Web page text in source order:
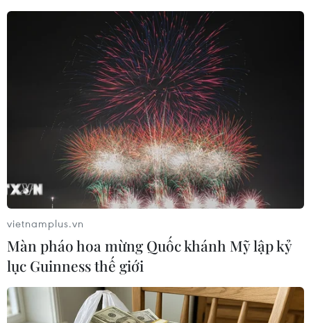
#tai nạn xe buýt #Lật xe buýt
#thương vong
#nạn nhân
#tai nạn giao thông
Theo dõi VietnamPlus
TIN LIÊN QUAN
vietnamplus.vn
Màn pháo hoa mừng Quốc khánh Mỹ lập kỷ
lục Guinness thế giới